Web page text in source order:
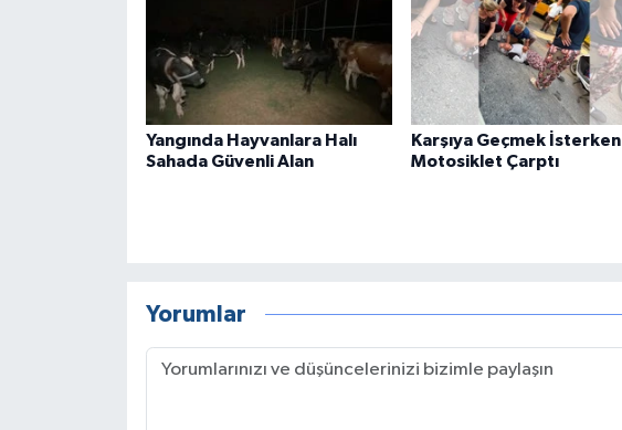
Yangında Hayvanlara Halı
Sahada Güvenli Alan
Karşıya Geçmek İsterken
Motosiklet Çarptı
Yorumlar